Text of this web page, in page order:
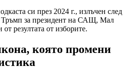
си през 2024 г., излъчен след
Тръмп за президент на САЩ, Мал
резултата от изборите.
която промени